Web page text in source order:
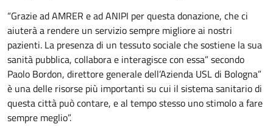
“Grazie ad AMRER e ad ANIPI per questa donazione, che ci
aiuterà a rendere un servizio sempre migliore ai nostri
pazienti. La presenza di un tessuto sociale che sostiene la sua
sanità pubblica, collabora e interagisce con essa” secondo
Paolo Bordon, direttore generale dell’Azienda USL di Bologna”
è una delle risorse più importanti su cui il sistema sanitario di
questa città può contare, e al tempo stesso uno stimolo a fare
sempre meglio”.